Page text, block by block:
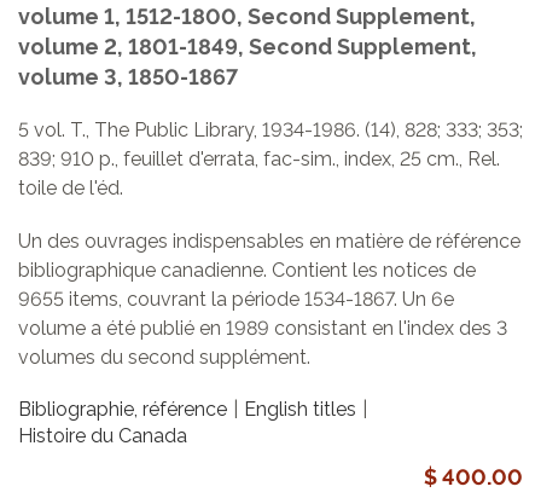
volume 1, 1512-1800, Second Supplement,
volume 2, 1801-1849, Second Supplement,
volume 3, 1850-1867
5 vol. T., The Public Library, 1934-1986. (14), 828; 333; 353;
839; 910 p., feuillet d'errata, fac-sim., index, 25 cm., Rel.
toile de l'éd.
Un des ouvrages indispensables en matière de référence
bibliographique canadienne. Contient les notices de
9655 items, couvrant la période 1534-1867. Un 6e
volume a été publié en 1989 consistant en l'index des 3
volumes du second supplément.
Bibliographie, référence
English titles
Histoire du Canada
$ 400.00